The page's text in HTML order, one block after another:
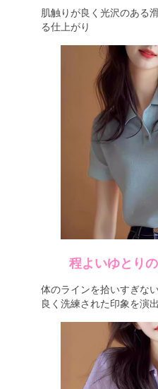
肌触りが良く光沢のある
る仕上がり
程よいゆとり
体のラインを拾いすぎな
良く洗練された印象を演出